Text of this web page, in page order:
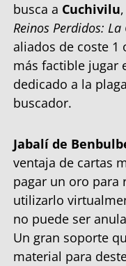
busca a Cuchivilu
Reinos Perdidos:
aliados de coste 1
más factible jugar
dedicado a la
buscador.
Jabalí de
ventaja de cartas
pagar un oro para
utilizarlo
no puede ser
Un gran soporte
material para